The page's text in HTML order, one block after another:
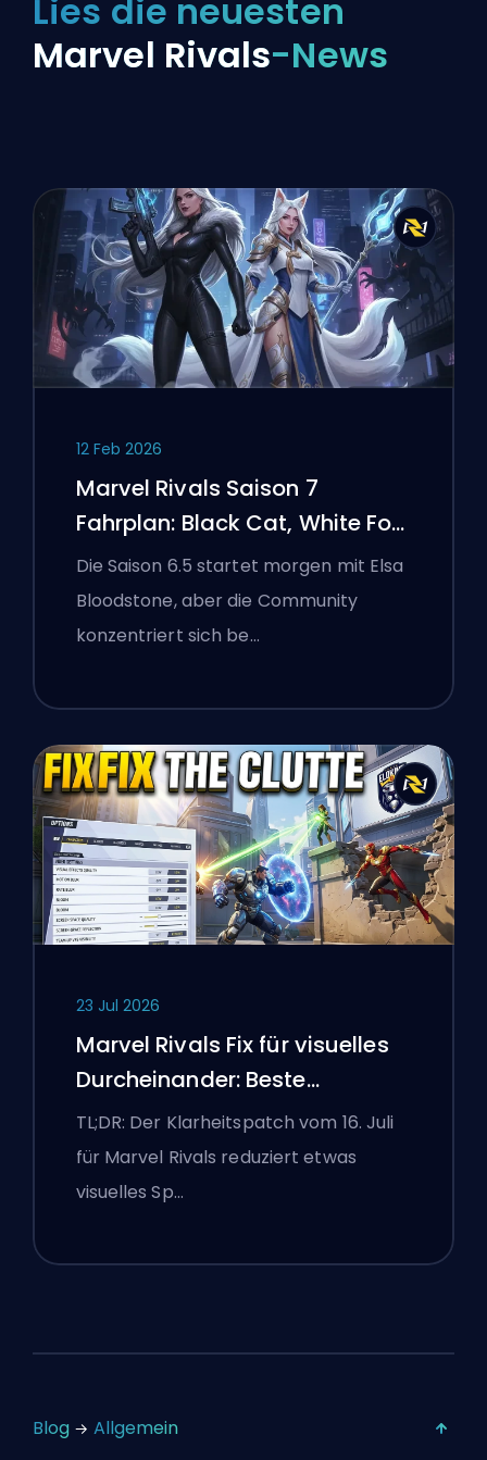
Lies die neuesten
Marvel Rivals-News
12 Feb 2026
Marvel Rivals Saison 7
Fahrplan: Black Cat, White Fox
und das Monsters Take
Manhattan Event
Die Saison 6.5 startet morgen mit Elsa
Bloodstone, aber die Community
konzentriert sich be…
23 Jul 2026
Marvel Rivals Fix für visuelles
Durcheinander: Beste
wettbewerbsorientierte
Einstellungen nach dem Patch
vom 16. Juli
TL;DR: Der Klarheitspatch vom 16. Juli
für Marvel Rivals reduziert etwas
visuelles Sp…
Blog Allgemein